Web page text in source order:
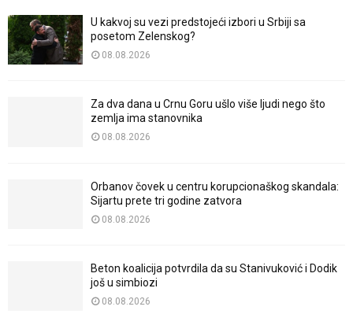
U kakvoj su vezi predstojeći izbori u Srbiji sa
posetom Zelenskog?
08.08.2026
Za dva dana u Crnu Goru ušlo više ljudi nego što
zemlja ima stanovnika
08.08.2026
Orbanov čovek u centru korupcionaškog skandala:
Sijartu prete tri godine zatvora
08.08.2026
Beton koalicija potvrdila da su Stanivuković i Dodik
još u simbiozi
08.08.2026